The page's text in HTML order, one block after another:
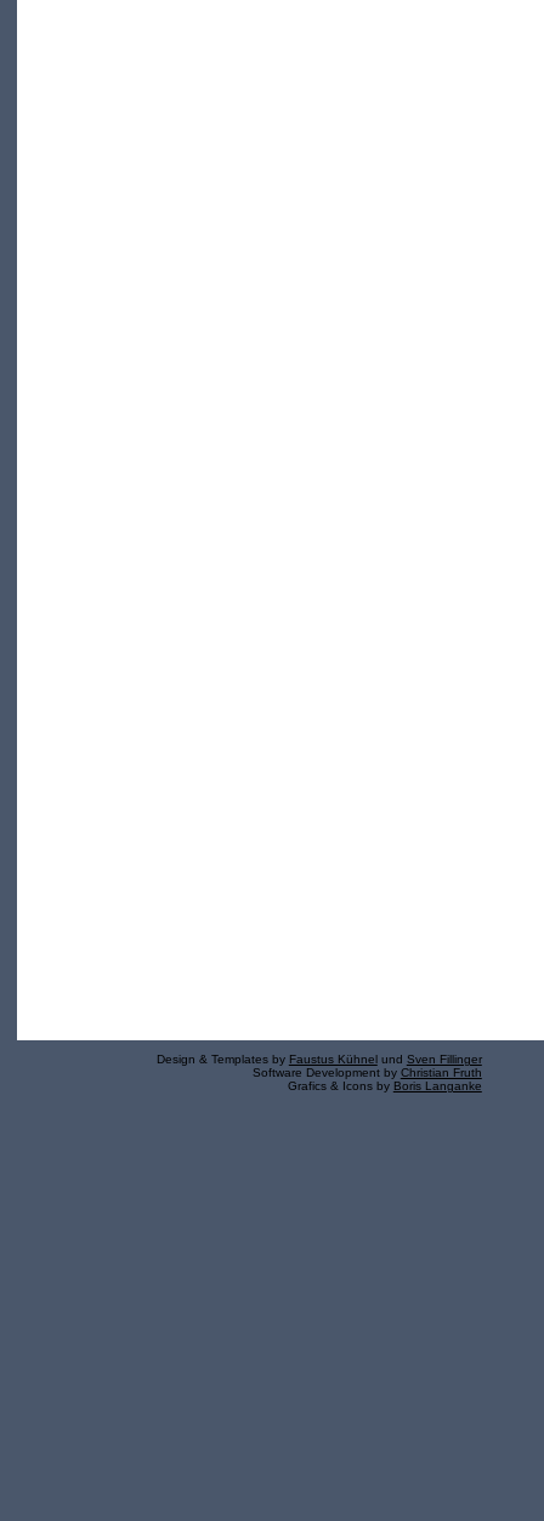
Design & Templates by Faustus Kühnel und Sven Fillinger
Software Development by Christian Fruth
Grafics & Icons by Boris Langanke